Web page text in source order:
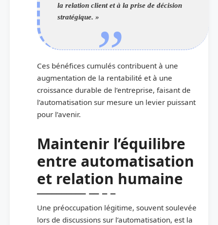
la relation client et à la prise de décision
stratégique. »
Ces bénéfices cumulés contribuent à une
augmentation de la rentabilité et à une
croissance durable de l’entreprise, faisant de
l’automatisation sur mesure un levier puissant
pour l’avenir.
Maintenir l’équilibre
entre automatisation
et relation humaine
Une préoccupation légitime, souvent soulevée
lors de discussions sur l’automatisation, est la